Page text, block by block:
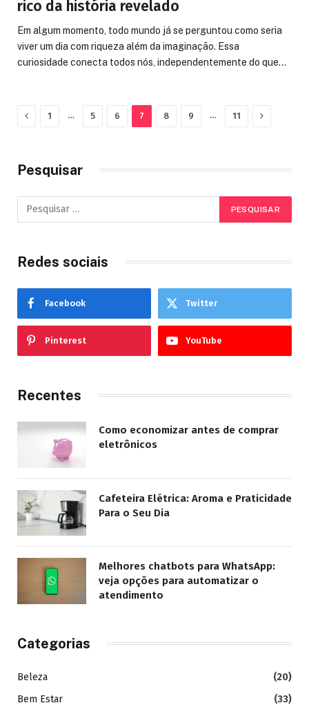
rico da história revelado
Em algum momento, todo mundo já se perguntou como seria
viver um dia com riqueza além da imaginação. Essa
curiosidade conecta todos nós, independentemente do que…
Previous
1 … 5 6 7 8 9 … 11 Next
Pesquisar
Redes sociais
Facebook Twitter
Pinterest YouTube
Recentes
Como economizar antes de comprar
eletrônicos
Cafeteira Elétrica: Aroma e Praticidade
Para o Seu Dia
Melhores chatbots para WhatsApp:
veja opções para automatizar o
atendimento
Categorias
Beleza
(20)
Bem Estar
(33)